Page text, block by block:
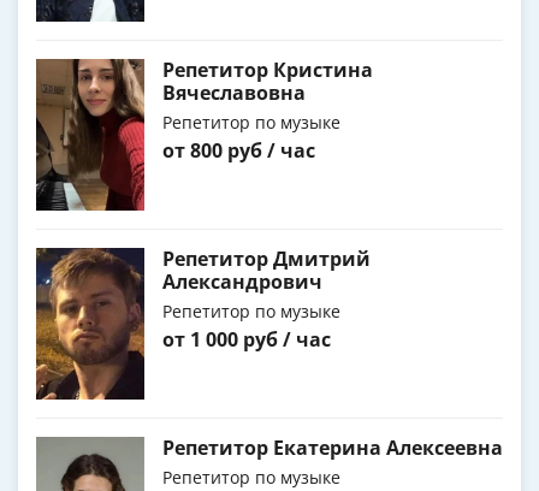
Репетитор Кристина
Вячеславовна
Репетитор по музыке
от 800 руб / час
Репетитор Дмитрий
Александрович
Репетитор по музыке
от 1 000 руб / час
Репетитор Екатерина Алексеевна
Репетитор по музыке